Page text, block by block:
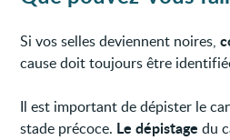
Si vos selles deviennent noires,
cause doit toujours être
Il est important de dépister le
stade précoce. Le dépistage du